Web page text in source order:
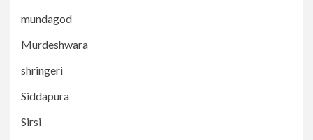
mundagod
Murdeshwara
shringeri
Siddapura
Sirsi